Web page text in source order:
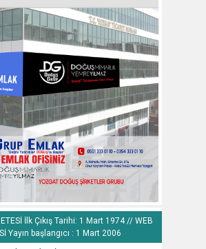
İlk Çıkış Tarihi: 1 Mart 1974 // WEB
Yayın başlangıcı : 1 Mart 2006